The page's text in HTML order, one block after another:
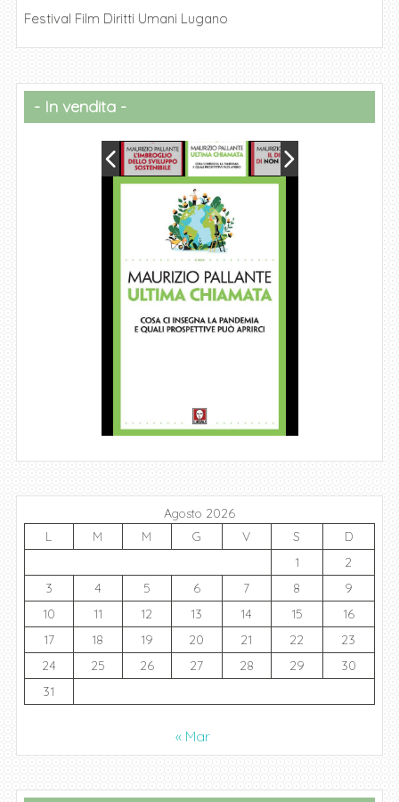
Festival Film Diritti Umani Lugano
In vendita
Agosto 2026
L
M M G V S
D
1
2
3
4 5 6 7 8
9
10
11 12 13 14 15
16
17
18 19 20 21 22
23
24
25 26 27 28 29
30
31
« Mar